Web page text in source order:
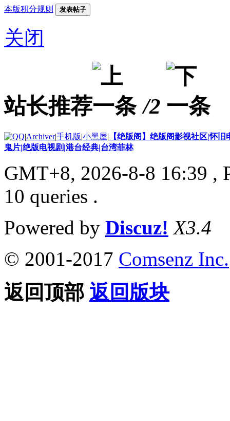
本版积分规则 发表帖子
关闭
站长推荐 /2
|Archiver|手机版|小黑屋| 【绝版阁】绝版阁影视社区|怀
鬼片|绝版电视剧|港台经典|台湾菲林
GMT+8, 2026-8-8 16:39 ,
10 queries .
Powered by Discuz! X3.4
© 2001-2017 Comsenz Inc.
返回顶部 返回版块